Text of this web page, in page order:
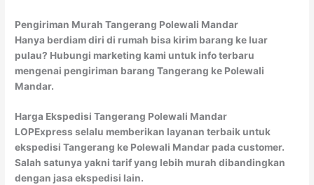
Pengiriman Murah Tangerang Polewali Mandar
Hanya berdiam diri di rumah bisa kirim barang ke luar
pulau? Hubungi marketing kami untuk info terbaru
mengenai pengiriman barang Tangerang ke Polewali
Mandar.
Harga Ekspedisi Tangerang Polewali Mandar
LOPExpress selalu memberikan layanan terbaik untuk
ekspedisi Tangerang ke Polewali Mandar pada customer.
Salah satunya yakni tarif yang lebih murah dibandingkan
dengan jasa ekspedisi lain.